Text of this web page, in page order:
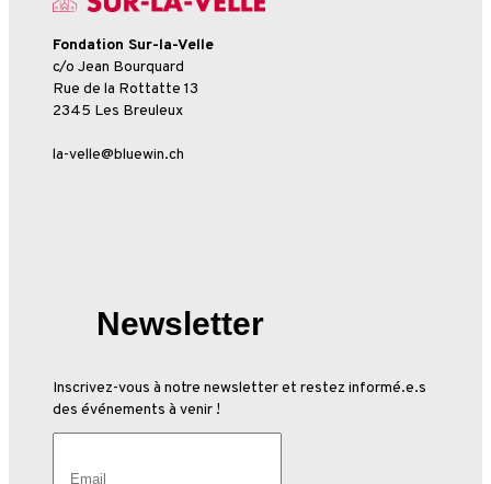
Fondation Sur-la-Velle
c/o Jean Bourquard
Rue de la Rottatte 13
2345 Les Breuleux
la-velle@bluewin.ch
Newsletter
Inscrivez-vous à notre newsletter et restez informé.e.s
des événements à venir !